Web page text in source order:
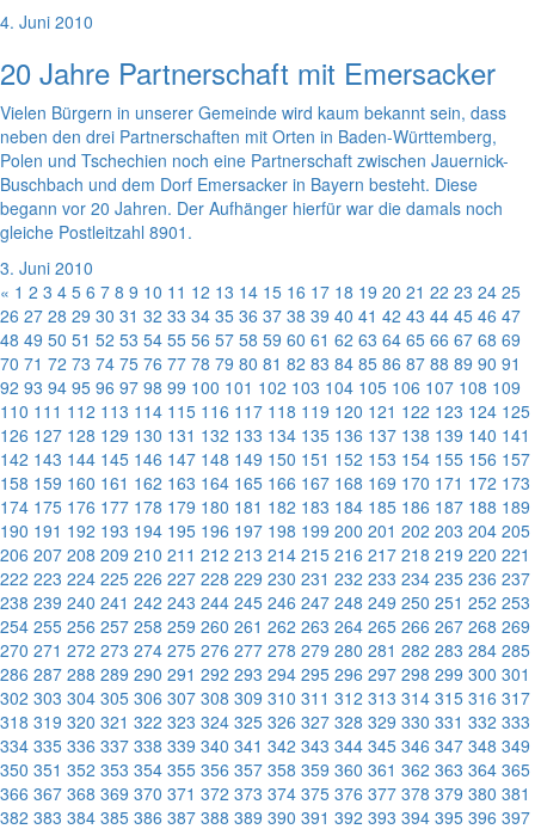
4. Juni 2010
20 Jahre Partnerschaft mit Emersacker
Vielen Bürgern in unserer Gemeinde wird kaum bekannt sein, dass
neben den drei Partnerschaften mit Orten in Baden-Württemberg,
Polen und Tschechien noch eine Partnerschaft zwischen Jauernick-
Buschbach und dem Dorf Emersacker in Bayern besteht. Diese
begann vor 20 Jahren. Der Aufhänger hierfür war die damals noch
gleiche Postleitzahl 8901.
3. Juni 2010
« 1 2 3 4 5 6 7 8 9 10 11 12 13 14 15 16 17 18 19 20 21 22 23 24 25
26 27 28 29 30 31 32 33 34 35 36 37 38 39 40 41 42 43 44 45 46 47
48 49 50 51 52 53 54 55 56 57 58 59 60 61 62 63 64 65 66 67 68 69
70 71 72 73 74 75 76 77 78 79 80 81 82 83 84 85 86 87 88 89 90 91
92 93 94 95 96 97 98 99 100 101 102 103 104 105 106 107 108 109
110 111 112 113 114 115 116 117 118 119 120 121 122 123 124 125
126 127 128 129 130 131 132 133 134 135 136 137 138 139 140 141
142 143 144 145 146 147 148 149 150 151 152 153 154 155 156 157
158 159 160 161 162 163 164 165 166 167 168 169 170 171 172 173
174 175 176 177 178 179 180 181 182 183 184 185 186 187 188 189
190 191 192 193 194 195 196 197 198 199 200 201 202 203 204 205
206 207 208 209 210 211 212 213 214 215 216 217 218 219 220 221
222 223 224 225 226 227 228 229 230 231 232 233 234 235 236 237
238 239 240 241 242 243 244 245 246 247 248 249 250 251 252 253
254 255 256 257 258 259 260 261 262 263 264 265 266 267 268 269
270 271 272 273 274 275 276 277 278 279 280 281 282 283 284 285
286 287 288 289 290 291 292 293 294 295 296 297 298 299 300 301
302 303 304 305 306 307 308 309 310 311 312 313 314 315 316 317
318 319 320 321 322 323 324 325 326 327 328 329 330 331 332 333
334 335 336 337 338 339 340 341 342 343 344 345 346 347 348 349
350 351 352 353 354 355 356 357 358 359 360 361 362 363 364 365
366 367 368 369 370 371 372 373 374 375 376 377 378 379 380 381
382 383 384 385 386 387 388 389 390 391 392 393 394 395 396 397